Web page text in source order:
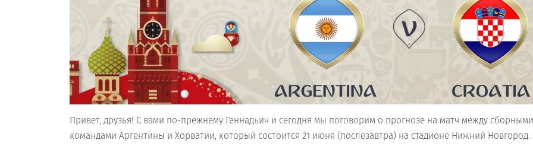
Привет, друзья! С вами по-прежнему Геннадьич и сегодня мы поговорим о прогнозе на матч между сборными
командами Аргентины и Хорватии, который состоится 21 июня (послезавтра) на стадионе Нижний Новгород.